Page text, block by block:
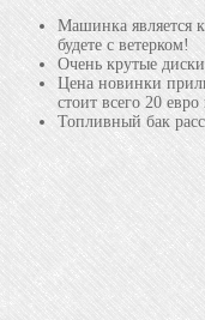
Машинка является
будете с ветерком!
Очень крутые
Цена новинки
стоит всего 20 евро
Топливный бак